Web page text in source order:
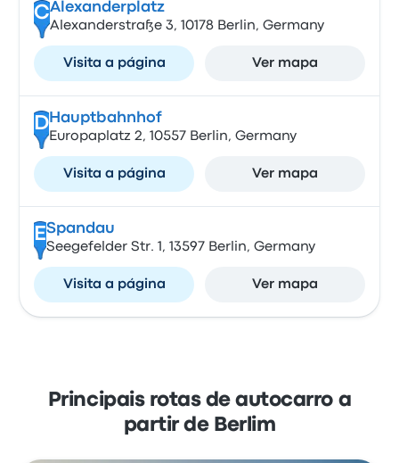
CAlexanderplatz
Alexanderstraße 3, 10178 Berlin, Germany
Visita a página Ver mapa
DHauptbahnhof
Europaplatz 2, 10557 Berlin, Germany
Visita a página Ver mapa
ESpandau
Seegefelder Str. 1, 13597 Berlin, Germany
Visita a página Ver mapa
Principais rotas de autocarro a
partir de Berlim